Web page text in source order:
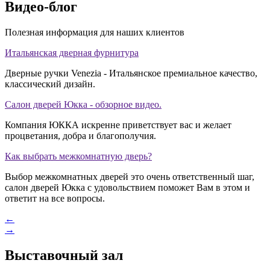
Видео-блог
Полезная информация для наших клиентов
Итальянская дверная фурнитура
Дверные ручки Venezia - Итальянское премиальное качество,
классический дизайн.
Салон дверей Юкка - обзорное видео.
Компания ЮККА искренне приветствует вас и желает
процветания, добра и благополучия.
Как выбрать межкомнатную дверь?
Выбор межкомнатных дверей это очень ответственный шаг,
салон дверей Юкка с удовольствием поможет Вам в этом и
ответит на все вопросы.
←
→
Выставочный зал